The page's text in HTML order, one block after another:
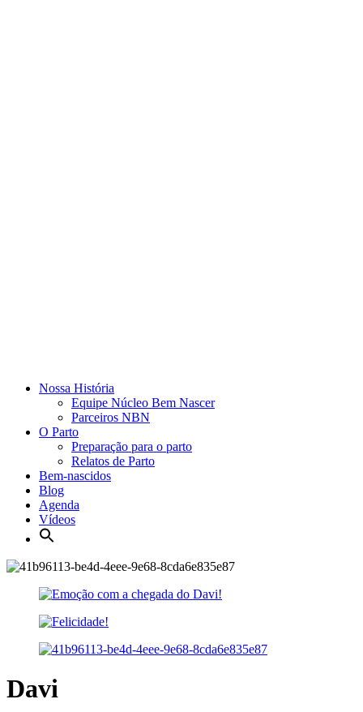
Nossa História
Equipe Núcleo Bem Nascer
Parceiros NBN
O Parto
Preparação para o parto
Relatos de Parto
Bem-nascidos
Blog
Agenda
Vídeos
Davi